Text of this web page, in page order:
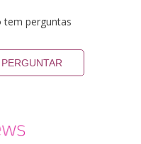
tem perguntas